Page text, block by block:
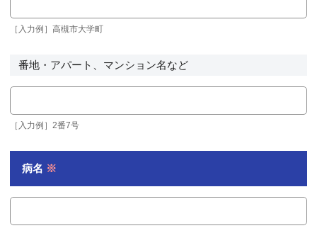
［入力例］高槻市大学町
番地・アパート、マンション名など
［入力例］2番7号
病名 ※